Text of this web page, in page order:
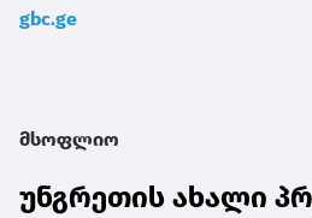
gbc.ge
მსოფლიო
უნგრეთის ახალი